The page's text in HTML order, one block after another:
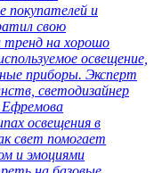
покупателей и
свою
тренд на хорошо
освещение,
приборы. Эксперт
светодизайнер
Ефремова
освещения в
свет помогает
и эмоциями